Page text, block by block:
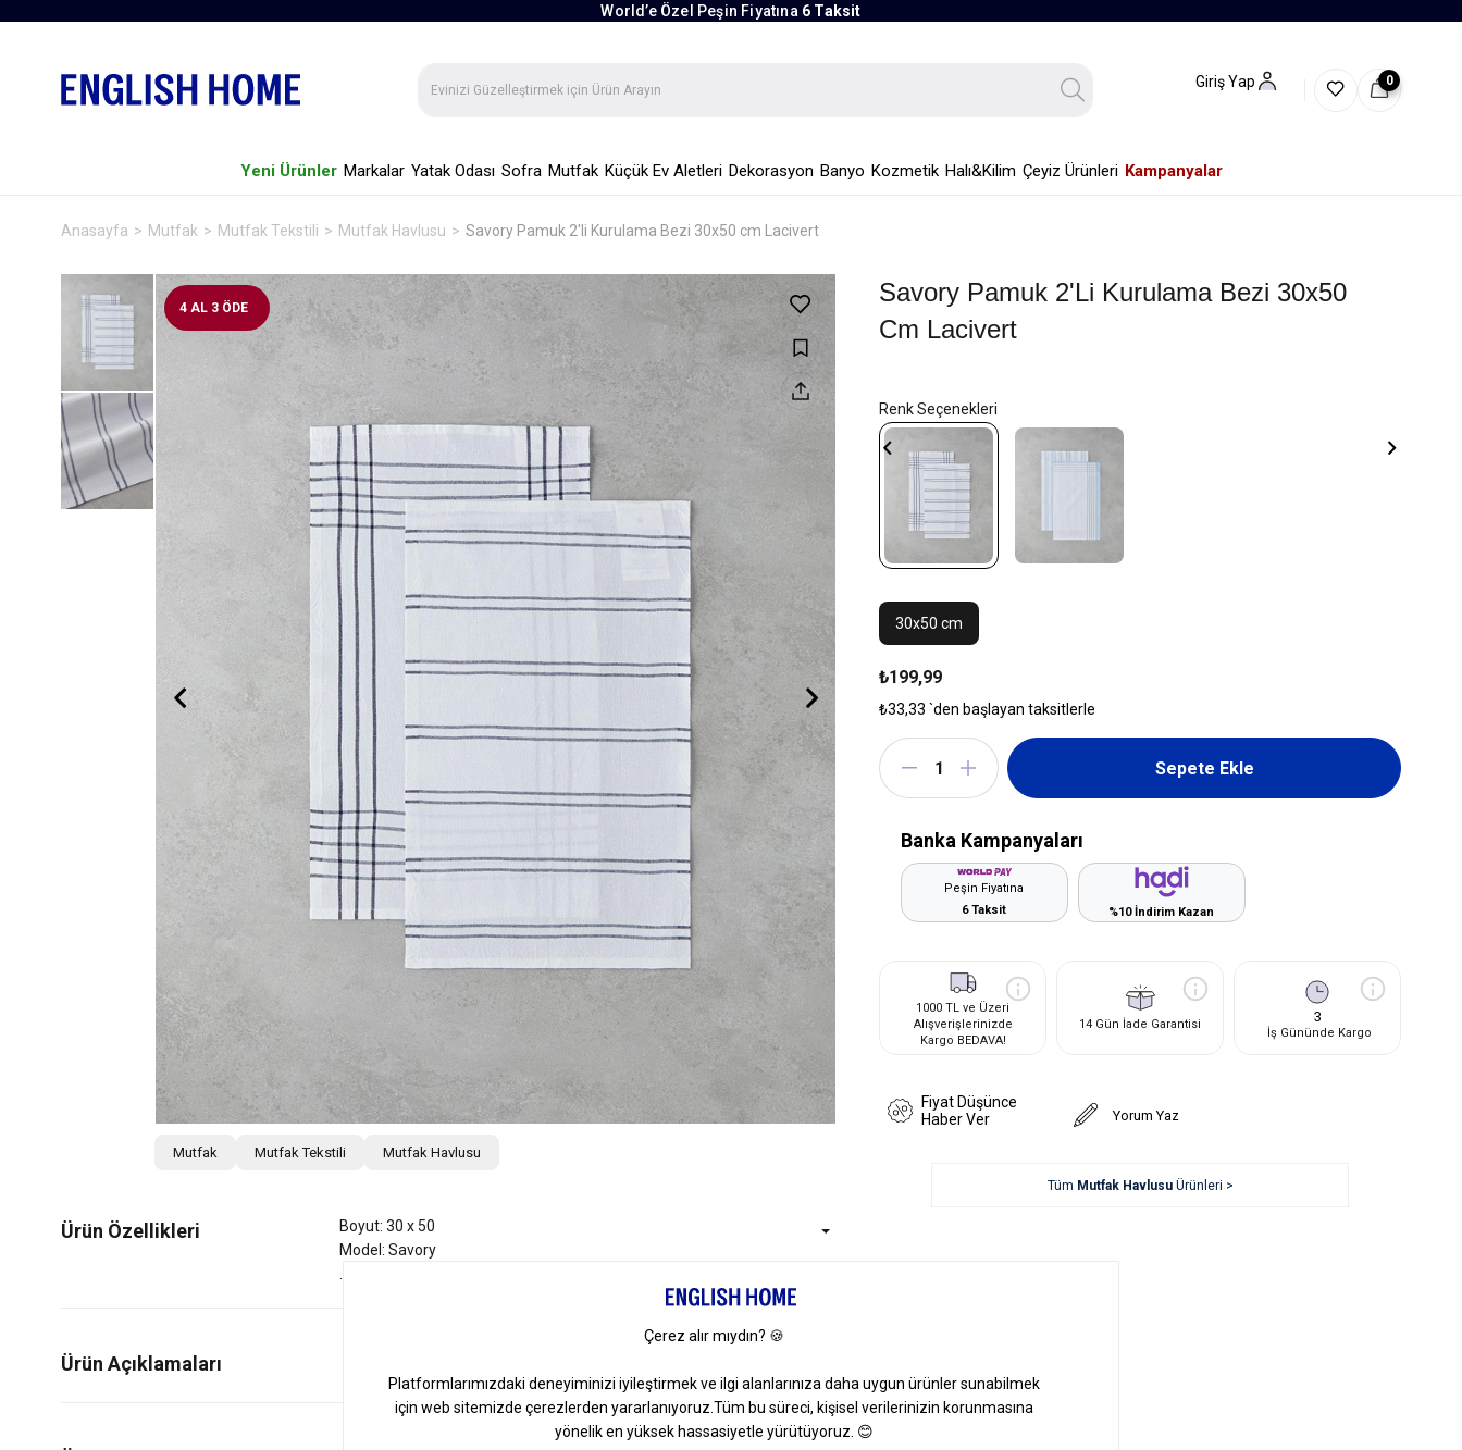
World’e Özel Peşin Fiyatına 6 Taksit
Giriş Yap 0
Yeni Ürünler Markalar Yatak Odası Sofra Mutfak Küçük Ev Aletleri Dekorasyon Banyo Kozmetik Halı&Kilim Çeyiz Ürünleri Kampanyalar
Anasayfa Mutfak Mutfak Tekstili Mutfak Havlusu Savory Pamuk 2'li Kurulama Bezi 30x50 cm Lacivert
4 AL 3 ÖDE
Mutfak Mutfak Tekstili Mutfak Havlusu
Ürün Özellikleri
Boyut: 30 x 50
Model: Savory
Ürün Açıklamaları
Savory Pamuk 2'li Kurulama Bezi 30x50
Cm Lacivert
30x50 cm
₺199,99
₺33,33 `den başlayan taksitlerle
Banka Kampanyaları
Peşin Fiyatına
6 Taksit
%10 İndirim Kazan
1000 TL ve Üzeri
Alışverişlerinizde
Kargo BEDAVA!
14 Gün İade Garantisi 3
İş Gününde Kargo
Fiyat Düşünce
Haber Ver
Yorum Yaz
Tüm Mutfak HavlusuÜrünleri >